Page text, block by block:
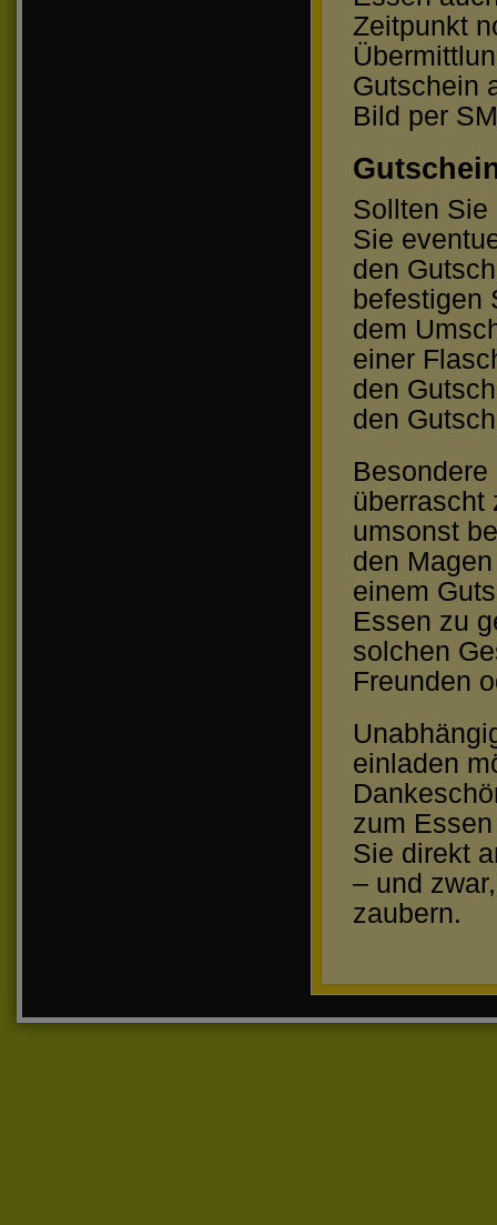
Zeitpunkt
Gutschein
Bild per
Sollten Sie
Sie
den
befestigen
dem
einer
den
den
überrascht
umsonst
den
einem
Essen zu
solchen
Freunden
einladen
zum
Sie direkt
– und
zaubern.